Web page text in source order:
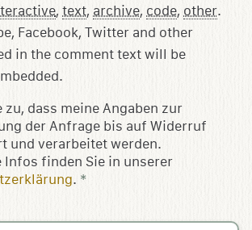
zu, dass meine Angaben zur
der Anfrage bis auf Widerruf
und verarbeitet werden.
Infos finden Sie in unserer
. *
, text, archive, code, other.
Facebook, Twitter and other
in the comment text will be